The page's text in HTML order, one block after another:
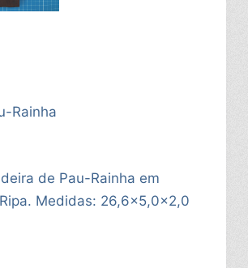
Rainha
de Pau-Rainha em
Medidas: 26,6x5,0x2,0